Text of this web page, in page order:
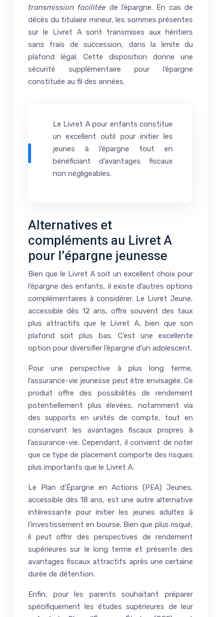
transmission facilitée de l’épargne. En cas de
décès du titulaire mineur, les sommes présentes
sur le Livret A sont transmises aux héritiers
sans frais de succession, dans la limite du
plafond légal. Cette disposition donne une
sécurité supplémentaire pour l’épargne
constituée au fil des années.
Le Livret A pour enfants constitue
un excellent outil pour initier les
jeunes à l’épargne tout en
bénéficiant d’avantages fiscaux
non négligeables.
Alternatives et
compléments au Livret A
pour l’épargne jeunesse
Bien que le Livret A soit un excellent choix pour
l’épargne des enfants, il existe d’autres options
complémentaires à considérer. Le Livret Jeune,
accessible dès 12 ans, offre souvent des taux
plus attractifs que le Livret A, bien que son
plafond soit plus bas. C’est une excellente
option pour diversifier l’épargne d’un adolescent.
Pour une perspective à plus long terme,
l’assurance-vie jeunesse peut être envisagée. Ce
produit offre des possibilités de rendement
potentiellement plus élevées, notamment via
des supports en unités de compte, tout en
conservant les avantages fiscaux propres à
l’assurance-vie. Cependant, il convient de noter
que ce type de placement comporte des risques
plus importants que le Livret A.
Le Plan d’Épargne en Actions (PEA) Jeunes,
accessible dès 18 ans, est une autre alternative
intéressante pour initier les jeunes adultes à
l’investissement en bourse. Bien que plus risqué,
il peut offrir des perspectives de rendement
supérieures sur le long terme et présente des
avantages fiscaux attractifs après une certaine
durée de détention.
Enfin, pour les parents souhaitant préparer
spécifiquement les études supérieures de leur